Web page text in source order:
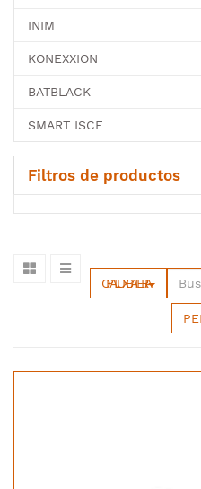
INIM
KONEXXION
BATBLACK
SMART ISCE
Filtros de productos
OPALUX BATERIA